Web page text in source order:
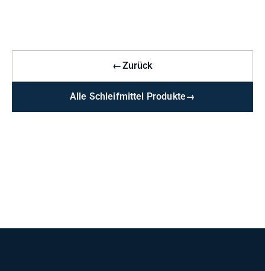
←Zurück
Alle Schleifmittel Produkte→